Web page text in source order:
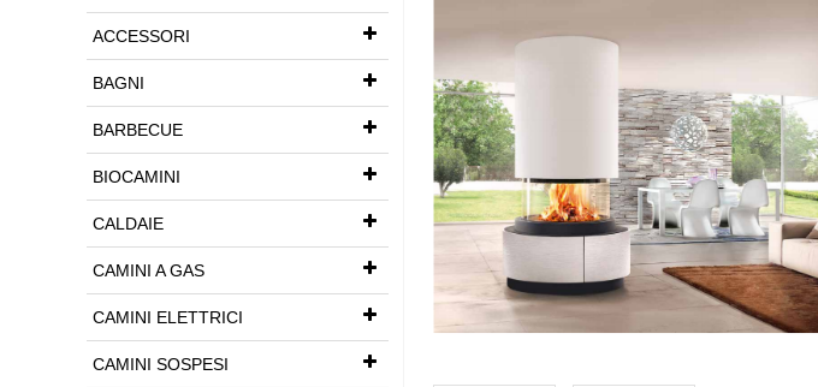
ACCESSORI
BAGNI
BARBECUE
BIOCAMINI
CALDAIE
CAMINI A GAS
CAMINI ELETTRICI
CAMINI SOSPESI